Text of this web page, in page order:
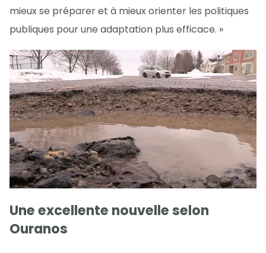
mieux se préparer et à mieux orienter les politiques
publiques pour une adaptation plus efficace. »
Une excellente nouvelle selon
Ouranos